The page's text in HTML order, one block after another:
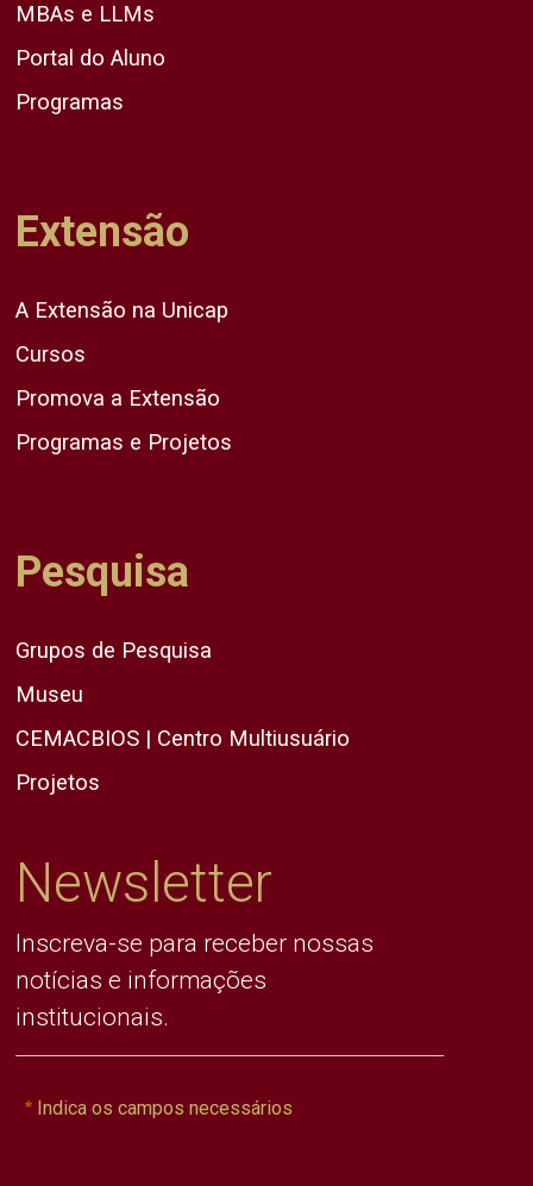
MBAs e LLMs
Portal do Aluno
Programas
Extensão
A Extensão na Unicap
Cursos
Promova a Extensão
Programas e Projetos
Pesquisa
Grupos de Pesquisa
Museu
CEMACBIOS | Centro Multiusuário
Projetos
Newsletter
Inscreva-se para receber nossas
notícias e informações
institucionais.
Indica os campos necessários